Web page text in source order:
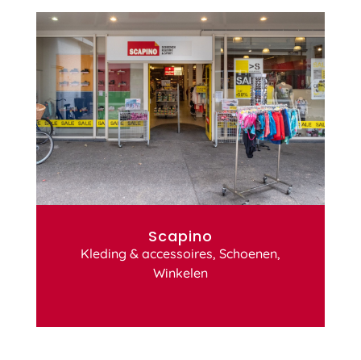
Scapino
Kleding & accessoires, Schoenen,
Winkelen